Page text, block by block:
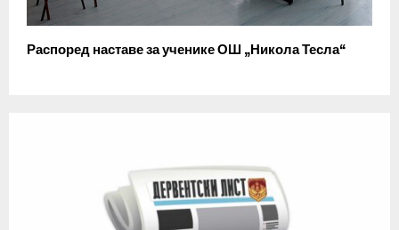
Распоред наставе за ученике ОШ „Никола Тесла“